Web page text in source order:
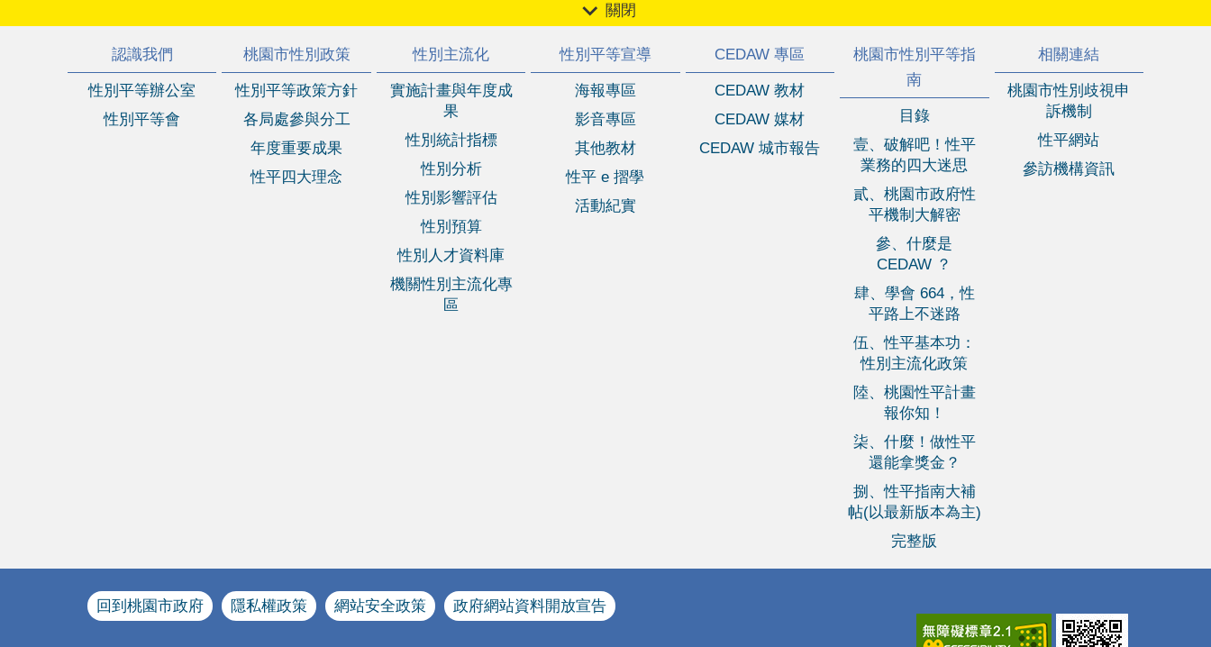
關閉
認識我們
性別平等辦公室
性別平等會
桃園市性別政策
性別平等政策方針
各局處參與分工
年度重要成果
性平四大理念
性別主流化
實施計畫與年度成
果
性別統計指標
性別分析
性別影響評估
性別預算
性別人才資料庫
機關性別主流化專
區
性別平等宣導
海報專區
影音專區
其他教材
性平 e 摺學
活動紀實
CEDAW 專區
CEDAW 教材
CEDAW 媒材
CEDAW 城市報告
桃園市性別平等指
南
目錄
壹、破解吧！性平
業務的四大迷思
貳、桃園市政府性
平機制大解密
參、什麼是
CEDAW ？
肆、學會 664，性
平路上不迷路
伍、性平基本功：
性別主流化政策
陸、桃園性平計畫
報你知！
柒、什麼！做性平
還能拿獎金？
捌、性平指南大補
帖(以最新版本為主)
完整版
相關連結
桃園市性別歧視申
訴機制
性平網站
參訪機構資訊
回到桃園市政府 隱私權政策 網站安全政策 政府網站資料開放宣告